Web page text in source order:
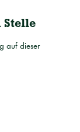
Stelle
auf dieser